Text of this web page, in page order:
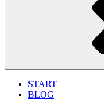
START
BLOG